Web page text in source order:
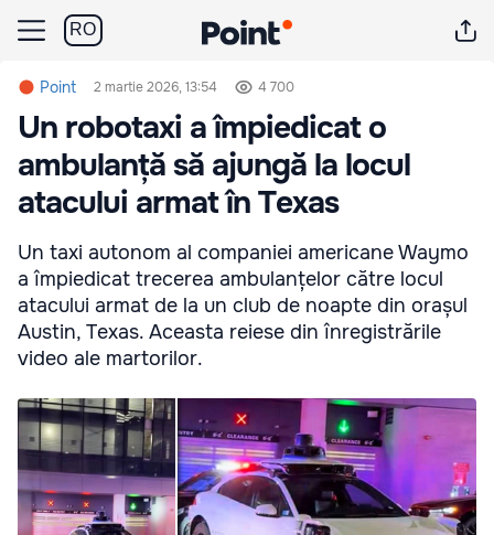
RO
Point 2 martie 2026, 13:54 4 700
Un robotaxi a împiedicat o
ambulanță să ajungă la locul
atacului armat în Texas
Un taxi autonom al companiei americane Waymo
a împiedicat trecerea ambulanțelor către locul
atacului armat de la un club de noapte din orașul
Austin, Texas. Aceasta reiese din înregistrările
video ale martorilor.